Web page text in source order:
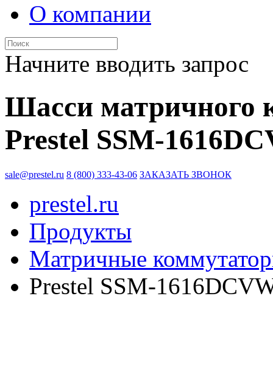
О компании
Начните вводить запрос
Шасси матричного
Prestel SSM-
sale@prestel.ru 8 (800) 333-43-06 ЗАКАЗАТЬ ЗВОНОК
prestel.ru
Продукты
Матричные
Prestel SSM-